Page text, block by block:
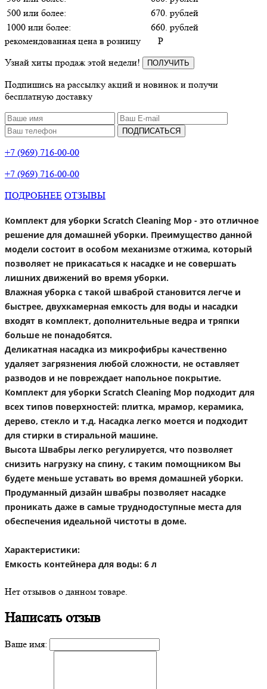
500 или более:
670. рублей
1000 или более:
660. рублей
рекомендованная цена в розницу
P
Узнай хиты продаж этой недели!
ПОЛУЧИТЬ
Подпишись на рассылку акций и новинок и получи
бесплатную доставку
ПОДПИСАТЬСЯ
+7 (969) 716-00-00
+7 (969) 716-00-00
ПОДРОБНЕЕ ОТЗЫВЫ
Комплект для уборки Scratch Cleaning Mop - это отличное
решение для домашней уборки. Преимущество данной
модели состоит в особом механизме отжима, который
позволяет не прикасаться к насадке и не совершать
лишних движений во время уборки.
Влажная уборка с такой шваброй становится легче и
быстрее, двухкамерная емкость для воды и насадки
входят в комплект, дополнительные ведра и тряпки
больше не понадобятся.
Деликатная насадка из микрофибры качественно
удаляет загрязнения любой сложности, не оставляет
разводов и не повреждает напольное покрытие.
Комплект для уборки Scratch Cleaning Mop подходит для
всех типов поверхностей: плитка, мрамор, керамика,
дерево, стекло и т.д. Насадка легко моется и подходит
для стирки в стиральной машине.
Высота Швабры легко регулируется, что позволяет
снизить нагрузку на спину, с таким помощником Вы
будете меньше уставать во время домашней уборки.
Продуманный дизайн швабры позволяет насадке
проникать даже в самые труднодоступные места для
обеспечения идеальной чистоты в доме.
Характеристики:
Емкость контейнера для воды: 6 л
Нет отзывов о данном товаре.
Написать отзыв
Ваше имя: